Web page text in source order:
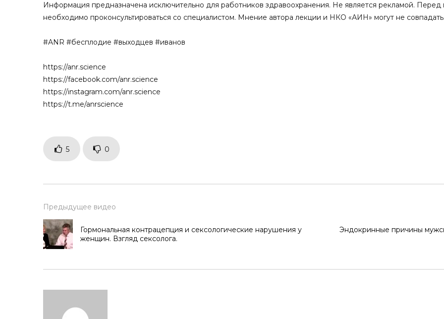
Информация предназначена исключительно для работников здравоохранения. Не является рекламой.
необходимо проконсультироваться со специалистом. Мнение автора лекции и НКО «АИН» могут не совпадать.
#ANR #бесплодие #выходцев #иванов
https://anr.science
https://facebook.com/anr.science
https://instagram.com/anr.science
https://t.me/anrscience
5 0
Предыдущее видео
Гормональная контрацепция и сексологические нарушения у
женщин. Взгляд сексолога.
Эндокринные причины